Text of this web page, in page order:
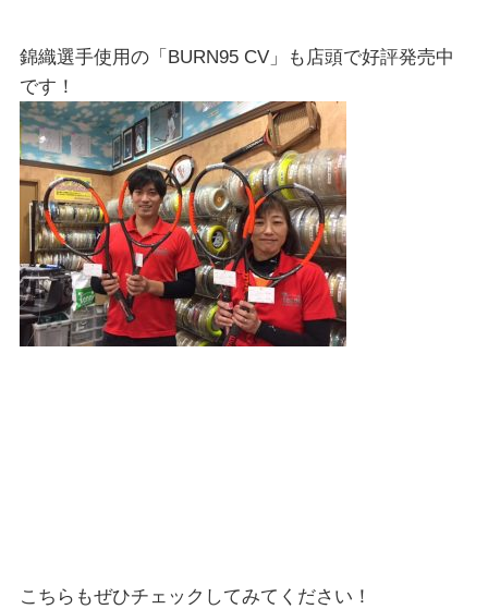
錦織選手使用の「BURN95 CV」も店頭で好評発売中
です！
こちらもぜひチェックしてみてください！